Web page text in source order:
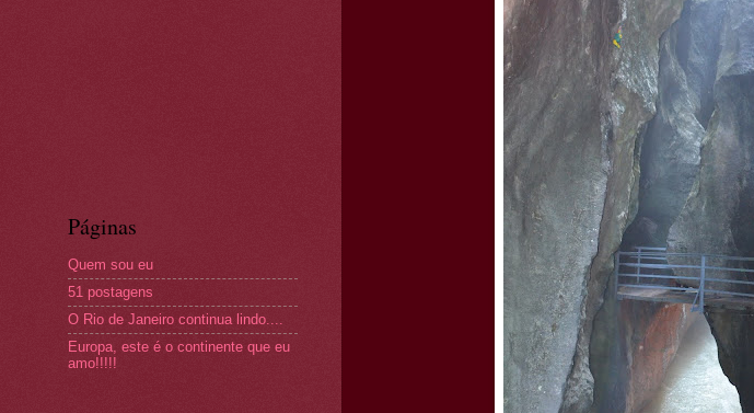
Páginas
Quem sou eu
51 postagens
O Rio de Janeiro continua lindo....
Europa, este é o continente que eu
amo!!!!!